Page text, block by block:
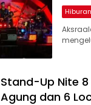
Hiburan
Stand-Up Nite
Agung dan 6